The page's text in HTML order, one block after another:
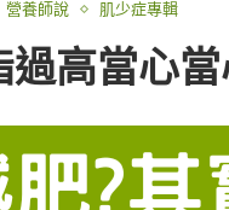
營養師說 肌少症專輯
高當心